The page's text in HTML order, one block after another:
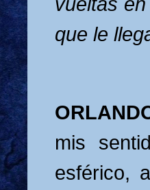
que le
mis
esférico,